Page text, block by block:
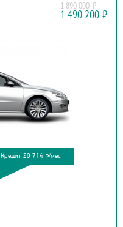
1 890 000₽
1 490 200 ₽
Кредит 20 714 ₽/мес